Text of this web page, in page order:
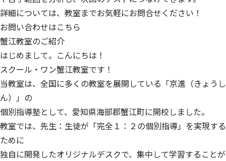
詳細については、教室までお気軽にお問合せください！
お問い合わせはこちら
蟹江教室のご紹介
はじめまして。こんにちは！
スクール・ワン蟹江教室です！
当教室は、全国に多くの教室を展開している「京進（きょうし
ん）」の
個別指導塾として、愛知県海部郡蟹江町に開校しました。
教室では、先生：生徒が「完全１：２の個別指導」を実現する
ために
独自に開発したオリジナルデスクで、集中して学習することが